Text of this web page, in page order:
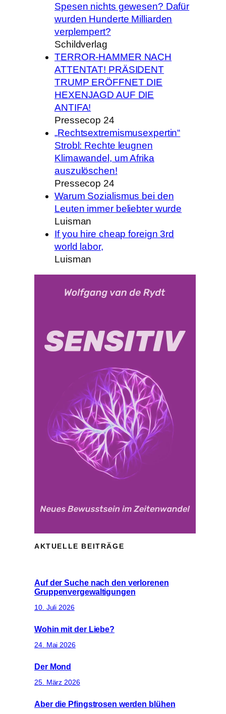
Spesen nichts gewesen? Dafür
wurden Hunderte Milliarden
verplempert?
Schildverlag
TERROR-HAMMER NACH
ATTENTAT! PRÄSIDENT
TRUMP ERÖFFNET DIE
HEXENJAGD AUF DIE
ANTIFA!
Pressecop 24
„Rechtsextremismusexpertin“
Strobl: Rechte leugnen
Klimawandel, um Afrika
auszulöschen!
Pressecop 24
Warum Sozialismus bei den
Leuten immer beliebter wurde
Luisman
If you hire cheap foreign 3rd
world labor,
Luisman
AKTUELLE BEITRÄGE
Auf der Suche nach den verlorenen
Gruppenvergewaltigungen
10. Juli 2026
Wohin mit der Liebe?
24. Mai 2026
Der Mond
25. März 2026
Aber die Pfingstrosen werden blühen